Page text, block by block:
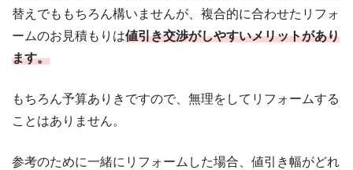
替えでももちろん構いませんが、複合的に合わせたリフォ
ームのお見積もりは値引き交渉がしやすいメリットがあり
ます。
もちろん予算ありきですので、無理をしてリフォームする
ことはありません。
参考のために一緒にリフォームした場合、値引き幅がどれ